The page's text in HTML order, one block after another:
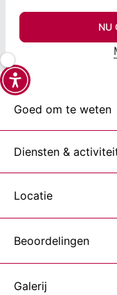
NU
Goed om te weten
Diensten &
Locatie
Beoordelingen
Galerij